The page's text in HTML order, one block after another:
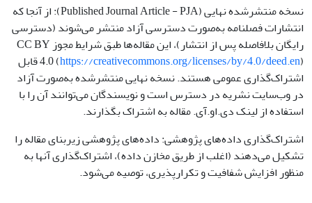
نسخه منتشرشده نهایی (Published Journal Article - PJA): از آنجا که
انتشارات فصلنامه به‌صورت دسترسی آزاد منتشر می‌شوند (دسترسی
رایگان بلافاصله پس از انتشار)، این مقاله‌ها طبق شرایط مجوز CC BY
4.0 (https://creativecommons.org/licenses/by/4.0/deed.en
) قابل
اشتراک‌گذاری عمومی هستند. نسخه نهایی منتشرشده به‌صورت آزاد
در وب‌سایت نشریه در دسترس است و نویسندگان می‌توانند آن را با
استفاده از لینک دی.او.آی. مقاله به اشتراک بگذارند.
اشتراک‌گذاری داده‌های پژوهشی: داده‌های پژوهشی زیربنای مقاله را
تشکیل می‌دهند (اغلب از طریق مخازن داده)، اشتراک‌گذاری آنها به
منظور افزایش شفافیت و تکرارپذیری، توصیه می‌شود.